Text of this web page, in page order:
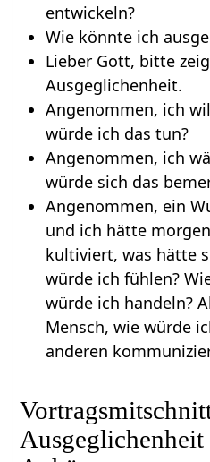
entwickeln?
Wie könnte ich
Lieber Gott, bitte
Ausgeglichenheit.
Angenommen, ich
würde ich das tun?
Angenommen, ich
würde sich das
Angenommen, ein
und ich hätte
kultiviert, was hätte
würde ich fühlen?
würde ich handeln?
Mensch, wie würde
anderen